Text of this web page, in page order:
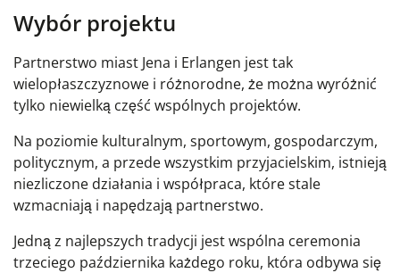
Wybór projektu
Partnerstwo miast Jena i Erlangen jest tak
wielopłaszczyznowe i różnorodne, że można wyróżnić
tylko niewielką część wspólnych projektów.
Na poziomie kulturalnym, sportowym, gospodarczym,
politycznym, a przede wszystkim przyjacielskim, istnieją
niezliczone działania i współpraca, które stale
wzmacniają i napędzają partnerstwo.
Jedną z najlepszych tradycji jest wspólna ceremonia
trzeciego października każdego roku, która odbywa się